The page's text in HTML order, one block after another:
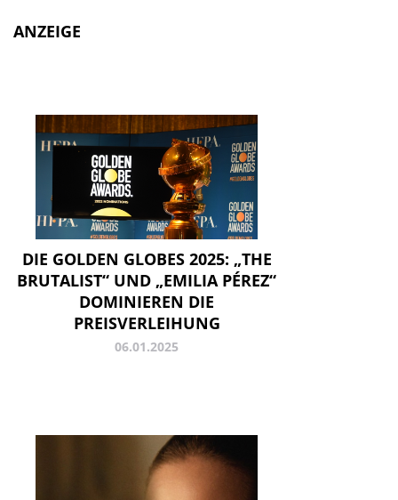
ANZEIGE
DIE GOLDEN GLOBES 2025: „THE
BRUTALIST“ UND „EMILIA PÉREZ“
DOMINIEREN DIE
PREISVERLEIHUNG
06.01.2025